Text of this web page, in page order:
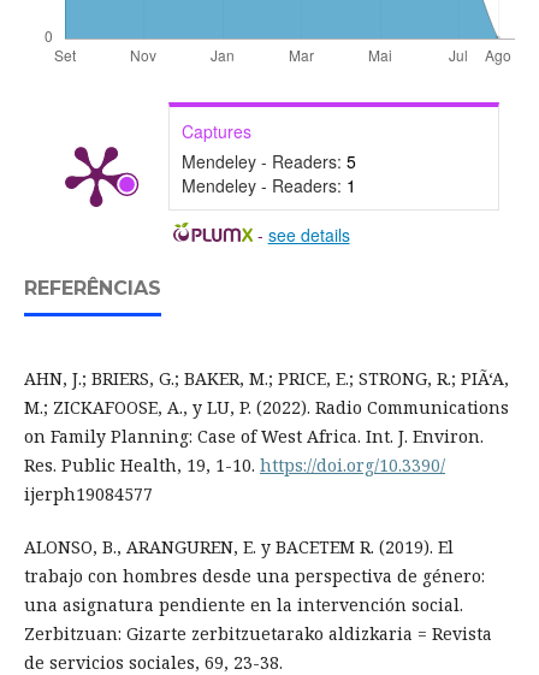
Captures
Mendeley - Readers: 5
Mendeley - Readers: 1
- see details
REFERÊNCIAS
AHN, J.; BRIERS, G.; BAKER, M.; PRICE, E.; STRONG, R.; PIÃ‘A,
M.; ZICKAFOOSE, A., y LU, P. (2022). Radio Communications
on Family Planning: Case of West Africa. Int. J. Environ.
Res. Public Health, 19, 1-10. https://doi.org/10.3390/
ijerph19084577
ALONSO, B., ARANGUREN, E. y BACETEM R. (2019). El
trabajo con hombres desde una perspectiva de género:
una asignatura pendiente en la intervención social.
Zerbitzuan: Gizarte zerbitzuetarako aldizkaria = Revista
de servicios sociales, 69, 23-38.